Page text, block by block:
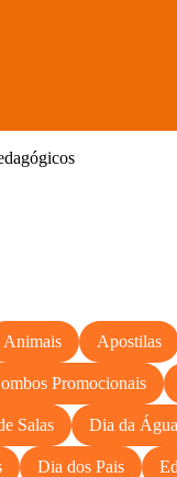
Animais Apostilas
Promocionais
Salas Dia da Água
Dia dos Pais